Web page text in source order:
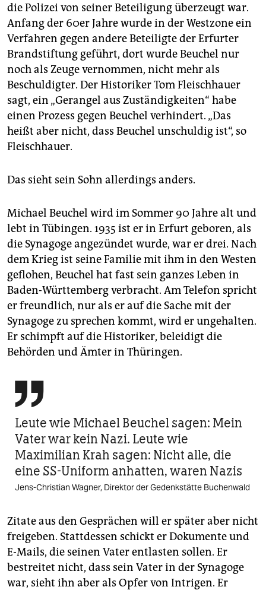
die Polizei von seiner Beteiligung überzeugt war.
Anfang der 60er Jahre wurde in der Westzone ein
Verfahren gegen andere Beteiligte der Erfurter
Brandstiftung geführt, dort wurde Beuchel nur
noch als Zeuge vernommen, nicht mehr als
Beschuldigter. Der Historiker Tom Fleischhauer
sagt, ein „Gerangel aus Zuständigkeiten“ habe
einen Prozess gegen Beuchel verhindert. „Das
heißt aber nicht, dass Beuchel unschuldig ist“, so
Fleischhauer.
Das sieht sein Sohn allerdings anders.
Michael Beuchel wird im Sommer 90 Jahre alt und
lebt in Tübingen. 1935 ist er in Erfurt geboren, als
die Synagoge angezündet wurde, war er drei. Nach
dem Krieg ist seine Familie mit ihm in den Westen
geflohen, Beuchel hat fast sein ganzes Leben in
Baden-Württemberg verbracht. Am Telefon spricht
er freundlich, nur als er auf die Sache mit der
Synagoge zu sprechen kommt, wird er ungehalten.
Er schimpft auf die Historiker, beleidigt die
Behörden und Ämter in Thüringen.

Leute wie Michael Beuchel sagen: Mein
Vater war kein Nazi. Leute wie
Maximilian Krah sagen: Nicht alle, die
eine SS-Uniform anhatten, waren Nazis
Jens-Christian Wagner, Direktor der Gedenkstätte Buchenwald
Zitate aus den Gesprächen will er später aber nicht
freigeben. Stattdessen schickt er Dokumente und
E-Mails, die seinen Vater entlasten sollen. Er
bestreitet nicht, dass sein Vater in der Synagoge
war, sieht ihn aber als Opfer von Intrigen. Er